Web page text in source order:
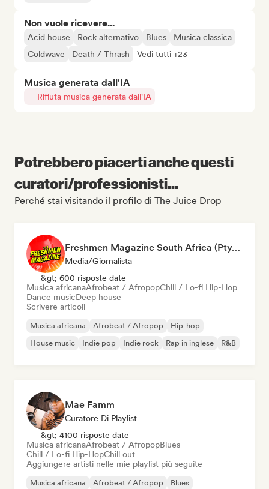
Non vuole ricevere...
Acid house Rock alternativo Blues
Musica classica
Coldwave
Death / Thrash Vedi tutti +23
Musica generata dall'IA
Rifiuta musica generata dall'IA
Potrebbero piacerti anche questi
curatori/professionisti...
Perché stai visitando il profilo di The Juice Drop
Freshmen Magazine South Africa (Pty) Ltd
Media/Giornalista
&gt; 600 risposte date
Musica africanaAfrobeat / AfropopChill / Lo-fi Hip-Hop
Dance musicDeep house
Scrivere articoli
Musica africana Afrobeat / Afropop
Hip-hop
House music
Indie pop Indie rock Rap in inglese R&B
Mae Famm
Curatore Di Playlist
&gt; 4100 risposte date
Musica africanaAfrobeat / AfropopBlues
Chill / Lo-fi Hip-HopChill out
Aggiungere artisti nelle mie playlist più seguite
Musica africana Afrobeat / Afropop
Blues